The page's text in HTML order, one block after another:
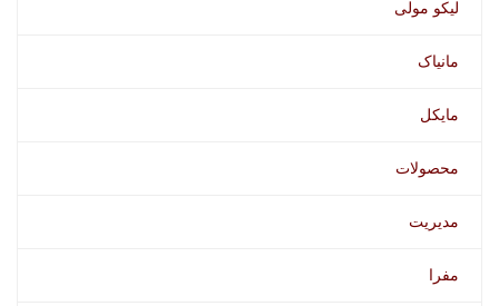
لیکو مولی
مانیاک
مایکل
محصولات
مدیریت
مفرا